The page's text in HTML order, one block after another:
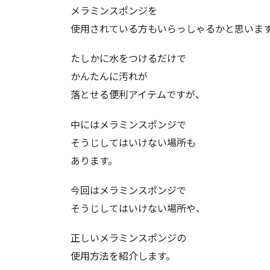
メラミンスポンジを
使用されている方もいらっしゃるかと思いま
たしかに水をつけるだけで
かんたんに汚れが
落とせる便利アイテムですが、
中にはメラミンスポンジで
そうじしてはいけない場所も
あります。
今回はメラミンスポンジで
そうじしてはいけない場所や、
正しいメラミンスポンジの
使用方法を紹介します。